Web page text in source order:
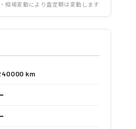
相場変動により査定額は変動します
km